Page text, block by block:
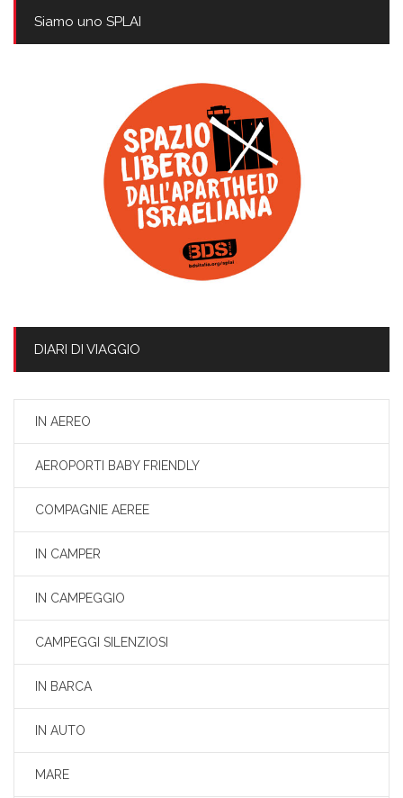
Siamo uno SPLAI
DIARI DI VIAGGIO
IN AEREO
AEROPORTI BABY FRIENDLY
COMPAGNIE AEREE
IN CAMPER
IN CAMPEGGIO
CAMPEGGI SILENZIOSI
IN BARCA
IN AUTO
MARE